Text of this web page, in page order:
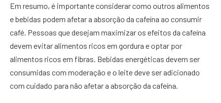
Em resumo, é importante considerar como outros alimentos
e bebidas podem afetar a absorção da cafeína ao consumir
café. Pessoas que desejam maximizar os efeitos da cafeína
devem evitar alimentos ricos em gordura e optar por
alimentos ricos em fibras. Bebidas energéticas devem ser
consumidas com moderação e o leite deve ser adicionado
com cuidado para não afetar a absorção da cafeína.